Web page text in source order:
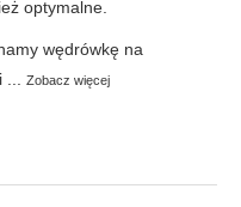
optymalne.
wędrówkę na
Zobacz więcej